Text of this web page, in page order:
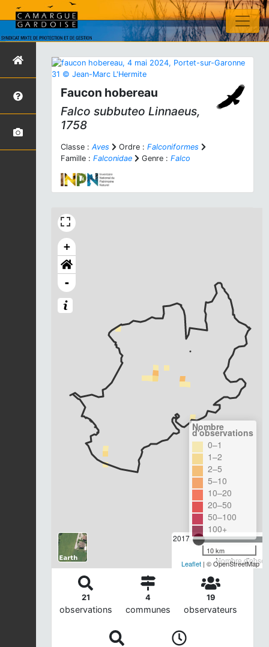
Faucon hobereau
Falco subbuteo Linnaeus,
1758
Classe : Aves Ordre : Falconiformes
Famille : Falconidae Genre : Falco
+
-
2017
Nombre
Nombre
d'observations
0–1
1–2
2–5
5–10
10–20
20–50
50–100
100+
10 km
Leaflet | © OpenStreetMap
21
observations
4
communes
19
observateurs